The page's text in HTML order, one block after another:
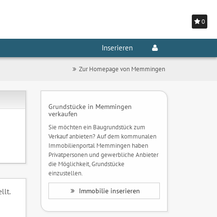
0
Inserieren
Zur Homepage von Memmingen
Grundstücke in Memmingen
verkaufen
Sie möchten ein Baugrundstück zum
Verkauf anbieten? Auf dem kommunalen
Immobilienportal Memmingen haben
Privatpersonen und gewerbliche Anbieter
die Möglichkeit, Grundstücke
einzustellen.
Immobilie inserieren